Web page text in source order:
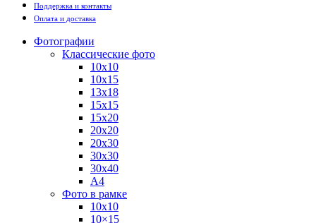
Поддержка и контакты
Оплата и доставка
Фотографии
Классические фото
10х10
10х15
13х18
15х15
15х20
20х20
20х30
30х30
30х40
А4
Фото в рамке
10х10
10×15